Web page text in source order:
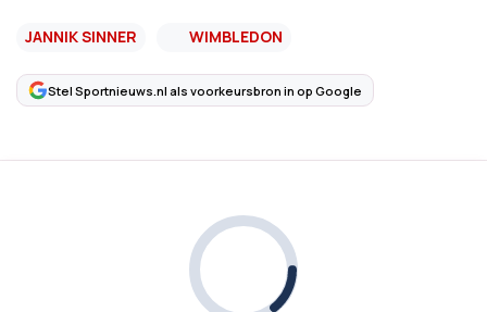
JANNIK SINNER WIMBLEDON
Stel Sportnieuws.nl als voorkeursbron in op Google